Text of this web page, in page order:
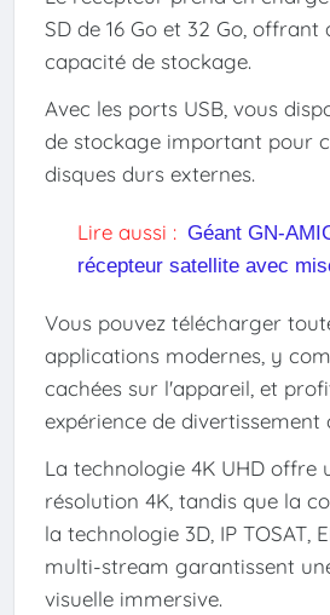
SD de 16 Go et 32 Go,
capacité de stockage.
Avec les ports USB, vous
de stockage important pour
disques durs externes.
Lire aussi : Géant GN-
récepteur satellite avec
Vous pouvez télécharger
applications modernes, y
cachées sur l'appareil, et
expérience de divertissement
La technologie 4K UHD offre
résolution 4K, tandis que la
la technologie 3D, IP TOSAT,
multi-stream garantissent
visuelle immersive.